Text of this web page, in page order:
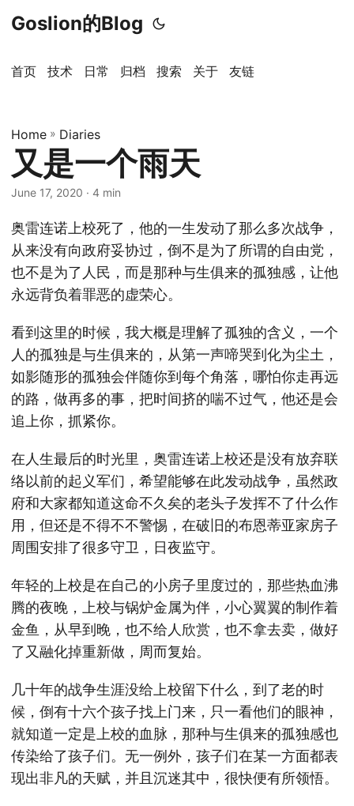
Goslion的Blog
首页 技术 日常 归档 搜索 关于 友链
Home » Diaries
又是一个雨天
June 17, 2020 · 4 min
奥雷连诺上校死了，他的一生发动了那么多次战争，
从来没有向政府妥协过，倒不是为了所谓的自由党，
也不是为了人民，而是那种与生俱来的孤独感，让他
永远背负着罪恶的虚荣心。
看到这里的时候，我大概是理解了孤独的含义，一个
人的孤独是与生俱来的，从第一声啼哭到化为尘土，
如影随形的孤独会伴随你到每个角落，哪怕你走再远
的路，做再多的事，把时间挤的喘不过气，他还是会
追上你，抓紧你。
在人生最后的时光里，奥雷连诺上校还是没有放弃联
络以前的起义军们，希望能够在此发动战争，虽然政
府和大家都知道这命不久矣的老头子发挥不了什么作
用，但还是不得不不警惕，在破旧的布恩蒂亚家房子
周围安排了很多守卫，日夜监守。
年轻的上校是在自己的小房子里度过的，那些热血沸
腾的夜晚，上校与锅炉金属为伴，小心翼翼的制作着
金鱼，从早到晚，也不给人欣赏，也不拿去卖，做好
了又融化掉重新做，周而复始。
几十年的战争生涯没给上校留下什么，到了老的时
候，倒有十六个孩子找上门来，只一看他们的眼神，
就知道一定是上校的血脉，那种与生俱来的孤独感也
传染给了孩子们。无一例外，孩子们在某一方面都表
现出非凡的天赋，并且沉迷其中，很快便有所领悟。